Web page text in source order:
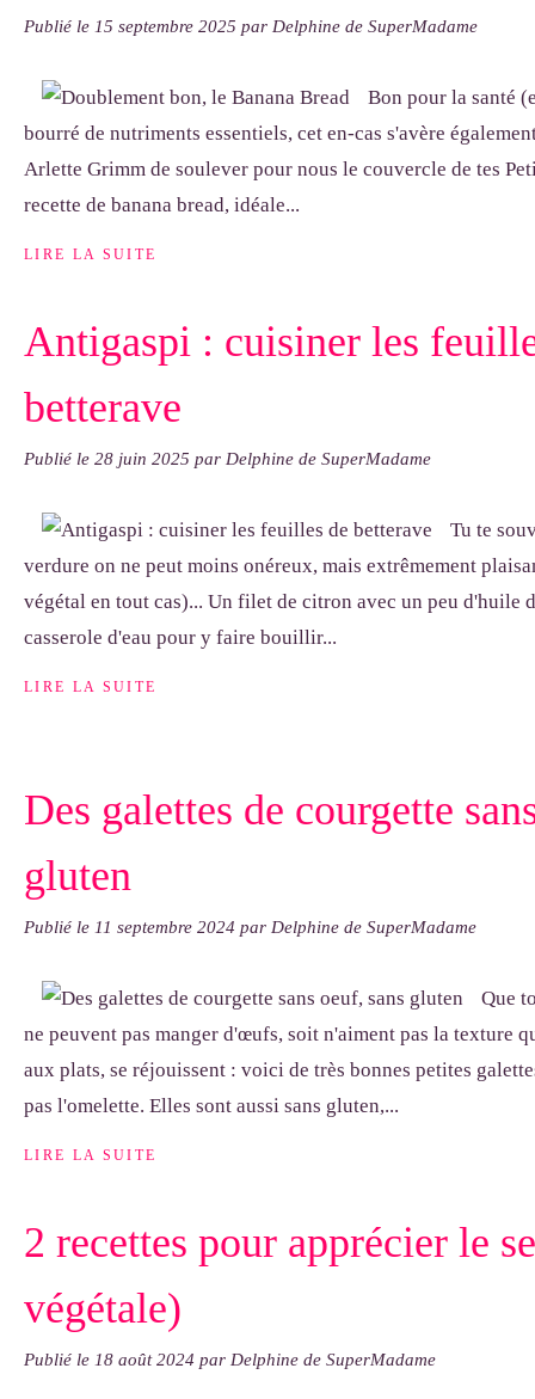
Publié le 15 septembre 2025 par Delphine de SuperMadame
Bon pour la santé
bourré de nutriments essentiels, cet en-cas s'avère
Arlette Grimm de soulever pour nous le couvercle de tes
recette de banana bread, idéale...
LIRE LA SUITE
Antigaspi : cuisiner les
betterave
Publié le 28 juin 2025 par Delphine de SuperMadame
Tu te
verdure on ne peut moins onéreux, mais extrêmement
végétal en tout cas)... Un filet de citron avec un peu d'huile
casserole d'eau pour y faire bouillir...
LIRE LA SUITE
Des galettes de courgette
gluten
Publié le 11 septembre 2024 par Delphine de SuperMadame
Que
ne peuvent pas manger d'œufs, soit n'aiment pas la texture
aux plats, se réjouissent : voici de très bonnes petites
pas l'omelette. Elles sont aussi sans gluten,...
LIRE LA SUITE
2 recettes pour apprécier le
végétale)
Publié le 18 août 2024 par Delphine de SuperMadame